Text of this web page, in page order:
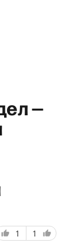
—
1 1